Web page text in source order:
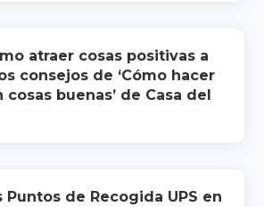
atraer cosas positivas a
consejos de ‘Cómo hacer
buenas’ de Casa del
Puntos de Recogida UPS en